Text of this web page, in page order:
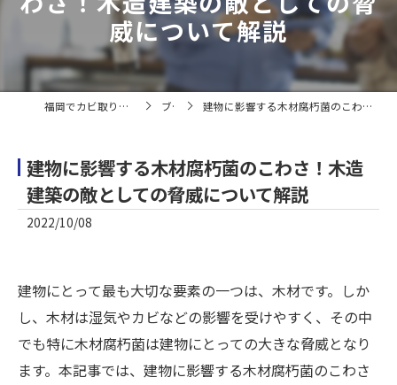
威について解説
福岡でカビ取りならカビバスターズ福岡 ブログ 建物に影響する木材腐朽菌のこわさ！木造建築の敵としての脅威について解説
建物に影響する木材腐朽菌のこわさ！木造
建築の敵としての脅威について解説
2022/10/08
建物にとって最も大切な要素の一つは、木材です。しか
し、木材は湿気やカビなどの影響を受けやすく、その中
でも特に木材腐朽菌は建物にとっての大きな脅威となり
ます。本記事では、建物に影響する木材腐朽菌のこわさ